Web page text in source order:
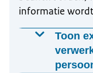
informatie
Toon